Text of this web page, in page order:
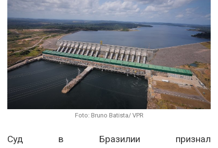
Foto: Bruno Batista/ VPR
Суд в Бразилии признал